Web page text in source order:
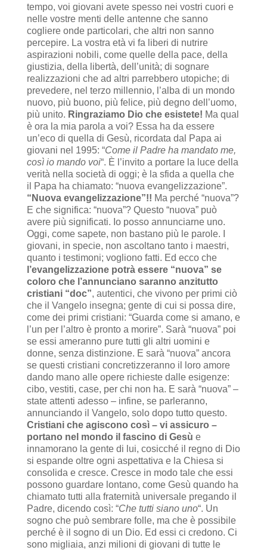
tempo, voi giovani avete spesso nei vostri cuori e
nelle vostre menti delle antenne che sanno
cogliere onde particolari, che altri non sanno
percepire. La vostra età vi fa liberi di nutrire
aspirazioni nobili, come quelle della pace, della
giustizia, della libertà, dell’unità; di sognare
realizzazioni che ad altri parrebbero utopiche; di
prevedere, nel terzo millennio, l’alba di un mondo
nuovo, più buono, più felice, più degno dell’uomo,
più unito. Ringraziamo Dio che esistete! Ma qual
è ora la mia parola a voi? Essa ha da essere
un’eco di quella di Gesù, ricordata dal Papa ai
giovani nel 1995: “Come il Padre ha mandato me,
così io mando voi“. È l’invito a portare la luce della
verità nella società di oggi; è la sfida a quella che
il Papa ha chiamato: “nuova evangelizzazione”.
“Nuova evangelizzazione”!! Ma perché “nuova”?
E che significa: “nuova”? Questo “nuova” può
avere più significati. Io posso annunciarne uno.
Oggi, come sapete, non bastano più le parole. I
giovani, in specie, non ascoltano tanto i maestri,
quanto i testimoni; vogliono fatti. Ed ecco che
l’evangelizzazione potrà essere “nuova” se
coloro che l’annunciano saranno anzitutto
cristiani “doc”, autentici, che vivono per primi ciò
che il Vangelo insegna; gente di cui si possa dire,
come dei primi cristiani: “Guarda come si amano, e
l’un per l’altro è pronto a morire”. Sarà “nuova” poi
se essi ameranno pure tutti gli altri uomini e
donne, senza distinzione. E sarà “nuova” ancora
se questi cristiani concretizzeranno il loro amore
dando mano alle opere richieste dalle esigenze:
cibo, vestiti, case, per chi non ha. E sarà “nuova” –
state attenti adesso – infine, se parleranno,
annunciando il Vangelo, solo dopo tutto questo.
Cristiani che agiscono così – vi assicuro –
portano nel mondo il fascino di Gesù e
innamorano la gente di lui, cosicché il regno di Dio
si espande oltre ogni aspettativa e la Chiesa si
consolida e cresce. Cresce in modo tale che essi
possono guardare lontano, come Gesù quando ha
chiamato tutti alla fraternità universale pregando il
Padre, dicendo così: “Che tutti siano uno“. Un
sogno che può sembrare folle, ma che è possibile
perché è il sogno di un Dio. Ed essi ci credono. Ci
sono migliaia, anzi milioni di giovani di tutte le